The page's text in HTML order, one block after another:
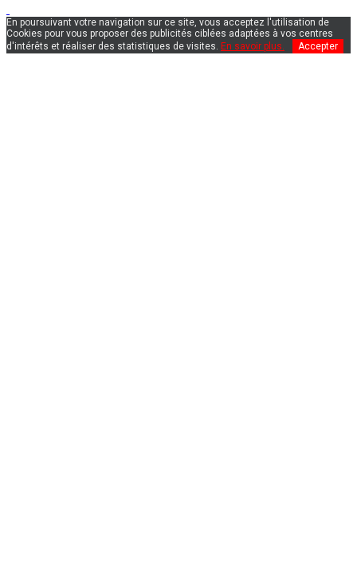
En poursuivant votre navigation sur ce site, vous acceptez l'utilisation de
Cookies pour vous proposer des publicités ciblées adaptées à vos centres
d'intérêts et réaliser des statistiques de visites. En savoir plus. Accepter